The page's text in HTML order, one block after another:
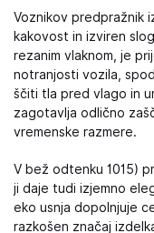
Voznikov predpražnik
kakovost in izviren
rezanim vlaknom, je
notranjosti vozila,
ščiti tla pred vlago in
zagotavlja odlično
vremenske razmere.
V bež odtenku 1015)
ji daje tudi izjemno
eko usnja dopolnjuje
razkošen značaj